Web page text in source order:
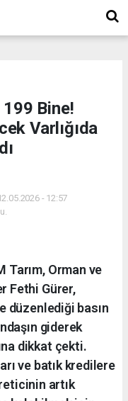
Bine!
Varlığıda
- 12:57
Tarım, Orman ve
Fethi Gürer,
düzenlediği basın
giderek
dikkat çekti.
ve batık kredilere
artık